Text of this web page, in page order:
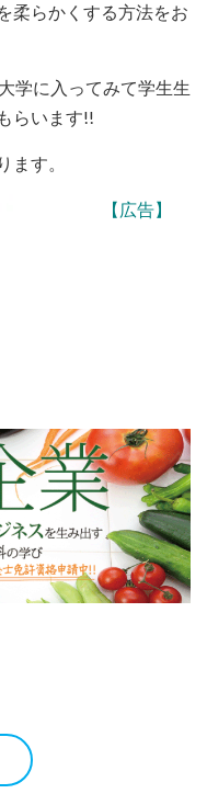
柔らかくする方法をお
学に入ってみて学生生
らいます!!
ます。
【広告】